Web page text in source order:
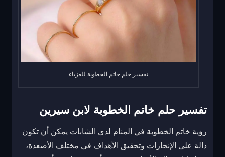
تفسير حلم خاتم الخطوبة للعزباء
تفسير حلم خاتم الخطوبة لابن سيرين
رؤية خاتم الخطوبة في المنام لدى الشابات يمكن أن تكون
دالة على الإنجازات وتحقيق الأهداف في مختلف الأصعدة،